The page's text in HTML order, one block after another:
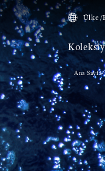
Ülke/
Ana Sayfa